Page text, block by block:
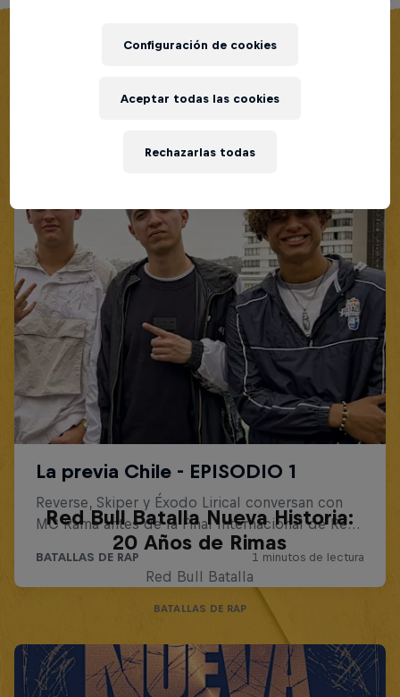
Red Bull Batalla Nueva Historia:
20 Años de Rimas
Red Bull Batalla
BATALLAS DE RAP
Configuración de cookies
Rechazarlas todas
Aceptar todas las cookies